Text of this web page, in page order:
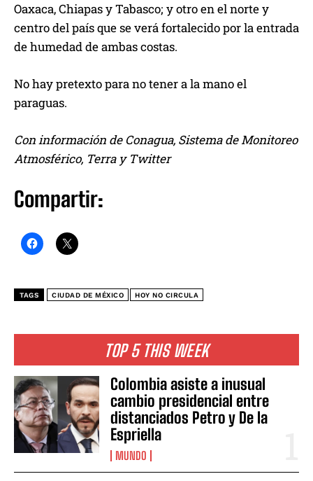
TOP 5 THIS WEEK
Colombia asiste a inusual
cambio presidencial entre
distanciados Petro y De la
Espriella
MUNDO
Oaxaca, Chiapas y Tabasco; y otro en el norte y
centro del país que se verá fortalecido por la entrada
de humedad de ambas costas.
No hay pretexto para no tener a la mano el
paraguas.
Con información de Conagua, Sistema de Monitoreo
Atmosférico, Terra y Twitter
Compartir:
TAGS CIUDAD DE MÉXICO HOY NO CIRCULA